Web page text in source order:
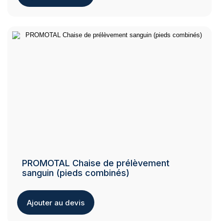
PROMOTAL Chaise de prélèvement
sanguin (pieds combinés)
Ajouter au devis